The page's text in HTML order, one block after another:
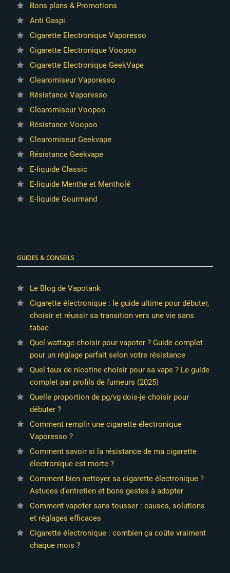
Bons plans & Promotions
Anti Gaspi
Cigarette Electronique Vaporesso
Cigarette Electronique Voopoo
Cigarette Electronique GeekVape
Clearomiseur Vaporesso
Résistance Vaporesso
Clearomiseur Voopoo
Résistance Voopoo
Clearomiseur Geekvape
Résistance Geekvape
E-liquide Classic
E-liquide Menthe et Mentholé
E-liquide Gourmand
GUIDES & CONSEILS
Le Blog de Vapotank
Cigarette électronique : le guide ultime pour débuter,
choisir et réussir sa transition vers une vie sans
tabac
Quel wattage choisir pour vapoter ? Guide complet
pour un réglage parfait selon votre résistance
Quel taux de nicotine choisir pour sa vape ? Le guide
complet par profils de fumeurs (2025)
Quelle proportion de pg/vg dois-je choisir pour
débuter ?
Comment remplir une cigarette électronique
Vaporesso ?
Comment savoir si la résistance de ma cigarette
électronique est morte ?
Comment bien nettoyer sa cigarette électronique ?
Astuces d’entretien et bons gestes à adopter
Comment vapoter sans tousser : causes, solutions
et réglages efficaces
Cigarette électronique : combien ça coûte vraiment
chaque mois ?